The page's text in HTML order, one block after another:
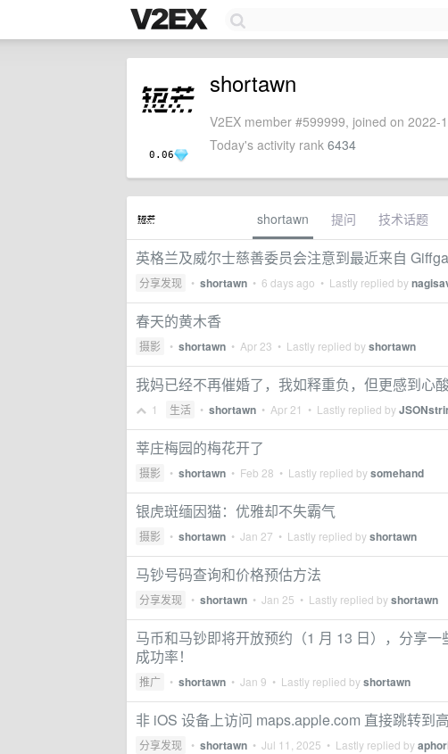
0.06
shortawn
V2EX member #599999, joined on 2022-
Today's activity rank 6434
shortawn 提问 技术话题
英格兰及威尔士慈善委员会注意到最近来自
分享发现 • shortawn • 6 days ago • Lastly replied by
春天的黄木香
摄影 • shortawn • Apr 23 • Lastly replied byshortawn
我妈已经不再催婚了，我如释重负，但更感到心酸
1 生活 • shortawn • Apr 21 • Lastly replied by
莘庄梅园的梅花开了
摄影 • shortawn • Feb 28 • Lastly replied bysomehand
银虎斑缅因猫：优雅却不失霸气
摄影 • shortawn • Jan 27 • Lastly replied byshortawn
马钞号码查询和价格预估方法
分享发现 • shortawn • Jan 25 • Lastly replied byshortawn
马币和马钞即将开放预约（1 月 13 日），分享
成功率！
推广 • shortawn • Jan 9 • Lastly replied byshortawn
非 iOS 设备上访问 maps.apple.com 直接跳转到
分享发现 • shortawn • Jul 11, 2025 • Lastly replied by